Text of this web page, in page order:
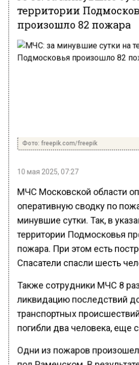
территории
произошло 82 пожара
Фото: freepik.com/freepik
10 мая 2025, 07:27
МЧС Московской области
оперативную сводку по
минувшие сутки. Так, в
территории Подмосковья
пожара. При этом есть
Спасатели спасли шесть
Также сотрудники МЧС 8
ликвидацию последствий
транспортных
погибли два человека, еще
Одни из пожаров